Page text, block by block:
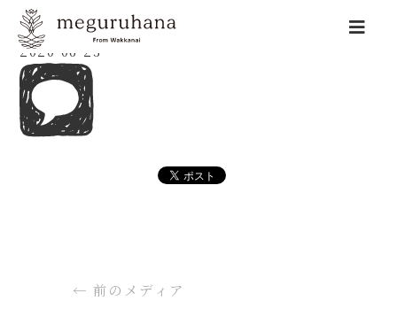
2020-06-23
← 前のメディア